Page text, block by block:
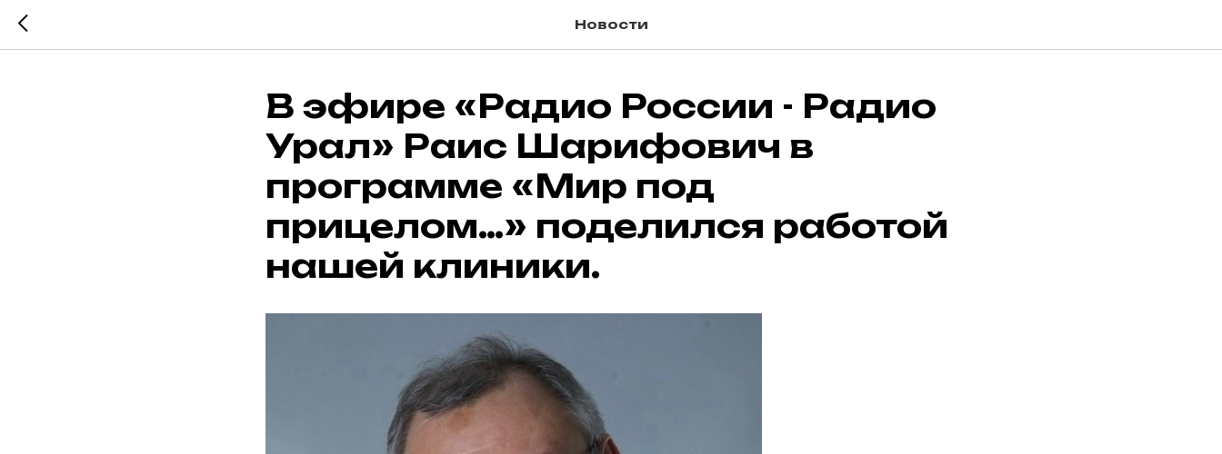
Новости
В эфире «Радио России - Радио
Урал» Раис Шарифович в
программе «Мир под
прицелом…» поделился работой
нашей клиники.